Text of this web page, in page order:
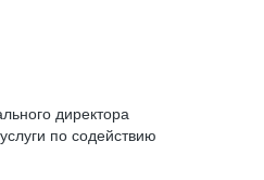
директора
по содействию